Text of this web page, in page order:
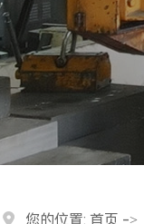
您的位置: 首页 ->